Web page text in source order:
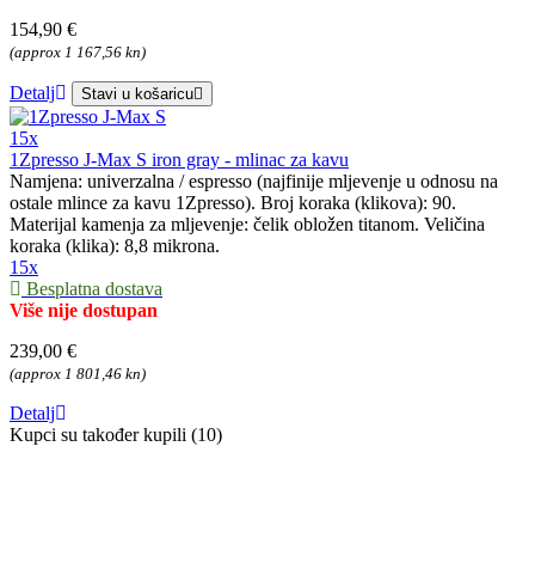
154,90 €
(approx 1 167,56 kn)
Detalj Stavi u košaricu
15x
1Zpresso J-Max S iron gray - mlinac za kavu
Namjena: univerzalna / espresso (najfinije mljevenje u odnosu na
ostale mlince za kavu 1Zpresso). Broj koraka (klikova): 90.
Materijal kamenja za mljevenje: čelik obložen titanom. Veličina
koraka (klika): 8,8 mikrona.
15x
Besplatna dostava
Više nije dostupan
239,00 €
(approx 1 801,46 kn)
Detalj
Kupci su također kupili (10)